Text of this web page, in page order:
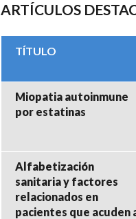
ARTÍCULOS
TÍTULO
Miopatia autoinmune
por estatinas
Alfabetización
sanitaria y factores
relacionados en
pacientes que acuden